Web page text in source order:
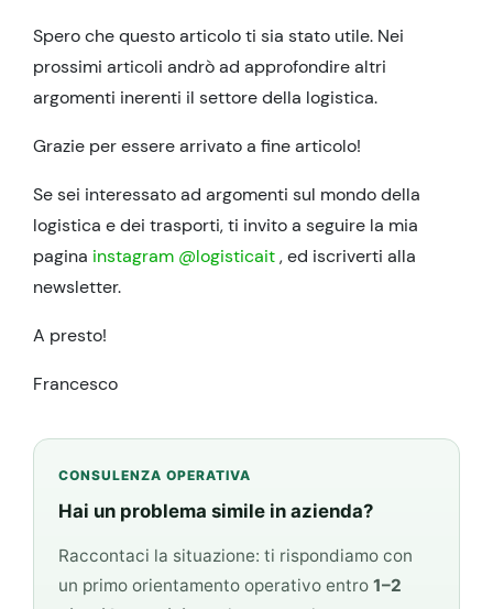
Spero che questo articolo ti sia stato utile. Nei
prossimi articoli andrò ad approfondire altri
argomenti inerenti il settore della logistica.
Grazie per essere arrivato a fine articolo!
Se sei interessato ad argomenti sul mondo della
logistica e dei trasporti, ti invito a seguire la mia
pagina instagram @logisticait, ed iscriverti alla
newsletter.
A presto!
Francesco
CONSULENZA OPERATIVA
Hai un problema simile in azienda?
Raccontaci la situazione: ti rispondiamo con
un primo orientamento operativo entro1–2